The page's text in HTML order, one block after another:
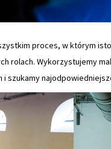
proces, w którym
rolach. Wykorzystujemy
i szukamy